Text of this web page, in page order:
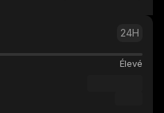
24H
Élevé